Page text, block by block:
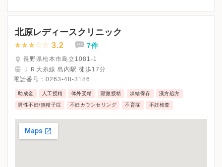
北原レディースクリニック
3.2 7件
長野県松本市島立1081-1
ＪＲ大糸線 島内駅 徒歩17分
電話番号： 0263-48-3186
助成金 人工授精 体外受精 顕微授精 凍結保存 漢方処方
男性不妊/無精子症 不妊カウンセリング 不育症 不妊検査